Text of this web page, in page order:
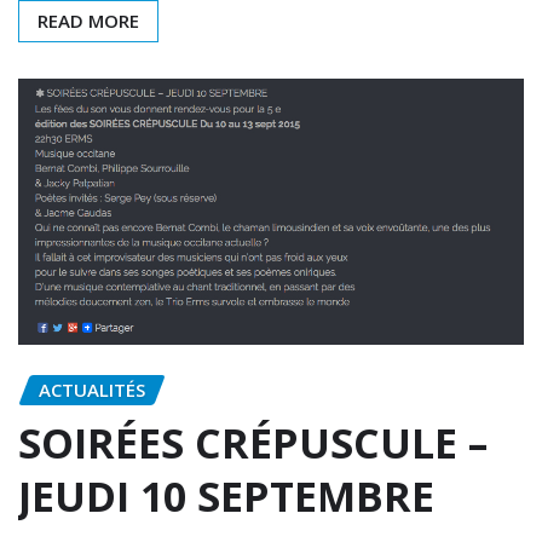
READ MORE
ACTUALITÉS
SOIRÉES CRÉPUSCULE –
JEUDI 10 SEPTEMBRE